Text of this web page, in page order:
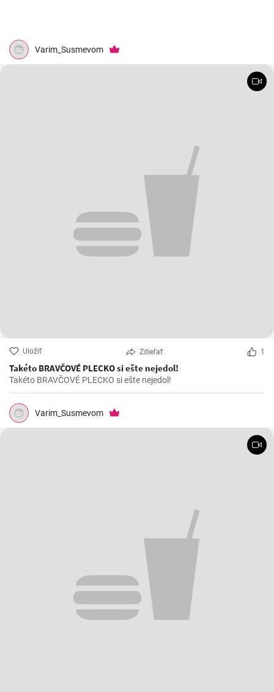
Varim_Susmevom
Uložiť Zdieľať 1
Takéto BRAVČOVÉ PLECKO si ešte nejedol!
Takéto BRAVČOVÉ PLECKO si ešte nejedol!
Varim_Susmevom